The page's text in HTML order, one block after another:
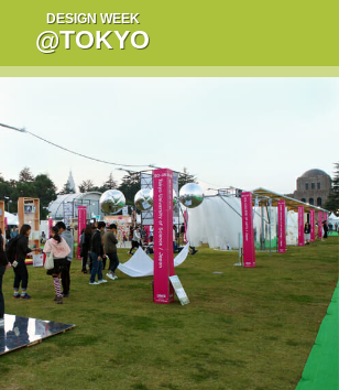
DESIGN WEEK
@TOKYO